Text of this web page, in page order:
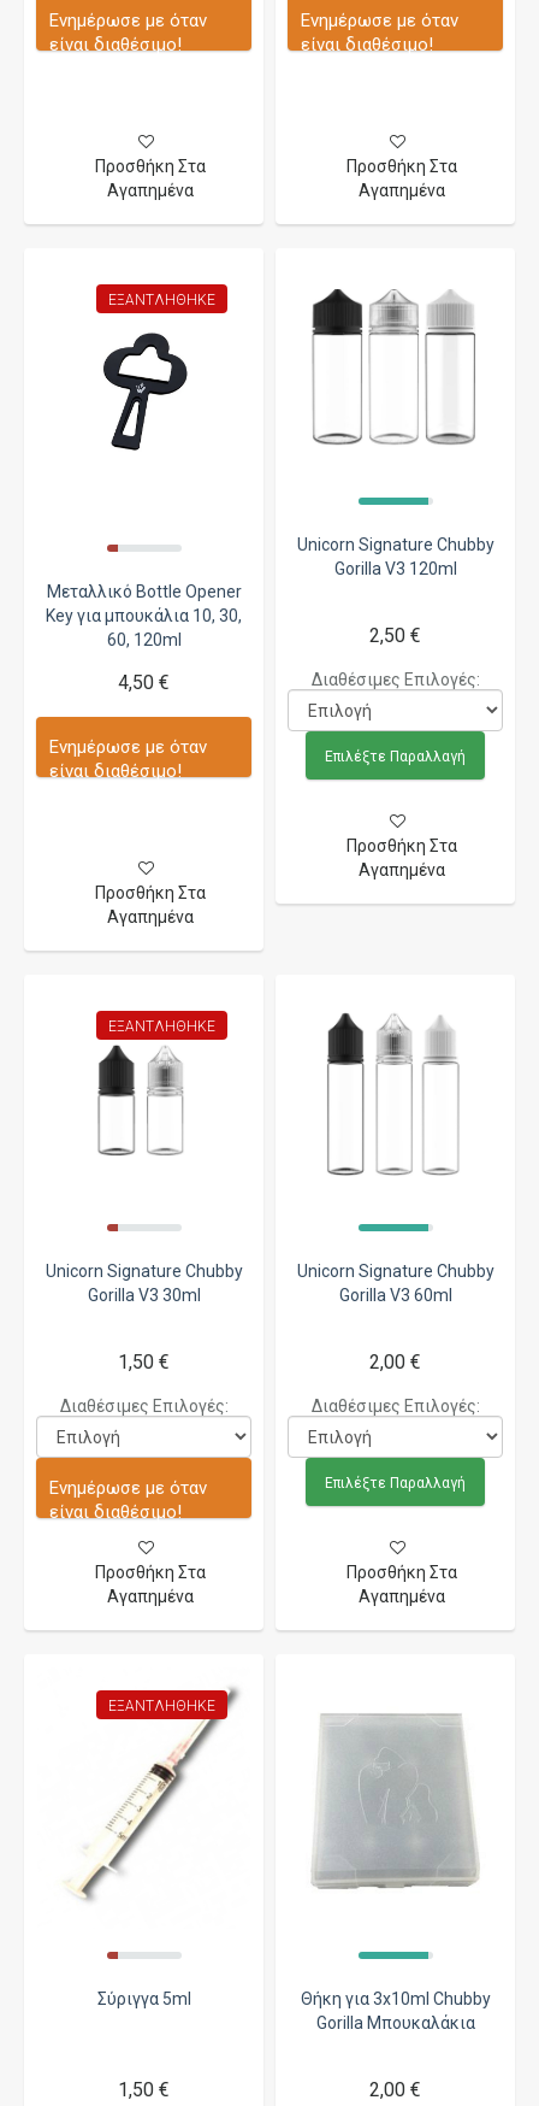
Ενημέρωσε με όταν
είναι διαθέσιμο!
Προσθήκη Στα
Αγαπημένα
Ενημέρωσε με όταν
είναι διαθέσιμο!
Προσθήκη Στα
Αγαπημένα
ΕΞΑΝΤΛΉΘΗΚΕ
Μεταλλικό Bottle Opener
Key για μπουκάλια 10, 30,
60, 120ml
4,50 €
Ενημέρωσε με όταν
είναι διαθέσιμο!
Προσθήκη Στα
Αγαπημένα
Unicorn Signature Chubby
Gorilla V3 120ml
2,50 €
Διαθέσιμες Επιλογές:
Επιλέξτε Παραλλαγή
Προσθήκη Στα
Αγαπημένα
ΕΞΑΝΤΛΉΘΗΚΕ
Unicorn Signature Chubby
Gorilla V3 30ml
1,50 €
Διαθέσιμες Επιλογές:
Ενημέρωσε με όταν
είναι διαθέσιμο!
Προσθήκη Στα
Αγαπημένα
Unicorn Signature Chubby
Gorilla V3 60ml
2,00 €
Διαθέσιμες Επιλογές:
Επιλέξτε Παραλλαγή
Προσθήκη Στα
Αγαπημένα
ΕΞΑΝΤΛΉΘΗΚΕ
Σύριγγα 5ml
1,50 €
Θήκη για 3x10ml Chubby
Gorilla Μπουκαλάκια
2,00 €